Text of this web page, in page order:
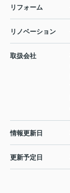
リフォーム
リノベーション
取扱会社
情報更新日
更新予定日